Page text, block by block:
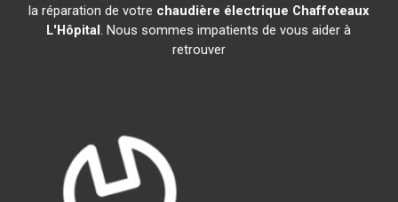
la réparation de votre chaudière électrique Chaffoteaux
L'Hôpital. Nous sommes impatients de vous aider à
retrouver